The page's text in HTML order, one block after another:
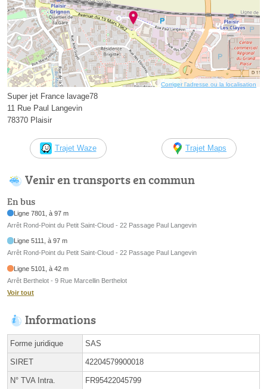
Corriger l’adresse ou la localisation
Super jet France lavage78
11 Rue Paul Langevin
78370 Plaisir
Trajet Waze Trajet Maps
Venir en transports en commun
En bus
Ligne 7801, à 97 m
Arrêt Rond-Point du Petit Saint-Cloud - 22 Passage Paul Langevin
Ligne 5111, à 97 m
Arrêt Rond-Point du Petit Saint-Cloud - 22 Passage Paul Langevin
Ligne 5101, à 42 m
Arrêt Berthelot - 9 Rue Marcellin Berthelot
Voir tout
Informations
Forme juridique SAS
SIRET 42204579900018
N° TVA Intra. FR95422045799